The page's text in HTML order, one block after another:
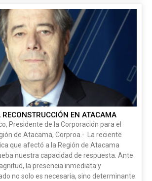
RECONSTRUCCIÓN EN ATACAMA
Presidente de la Corporación para el
de Atacama, Corproa.- La reciente
que afectó a la Región de Atacama
nuestra capacidad de respuesta. Ante
la presencia inmediata y
no solo es necesaria, sino determinante.